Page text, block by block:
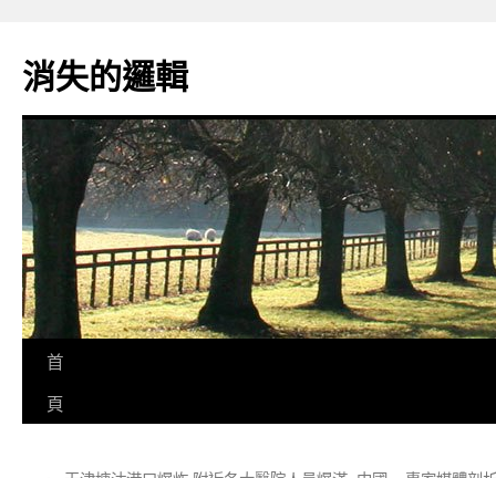
主
要
消失的邏輯
首
頁